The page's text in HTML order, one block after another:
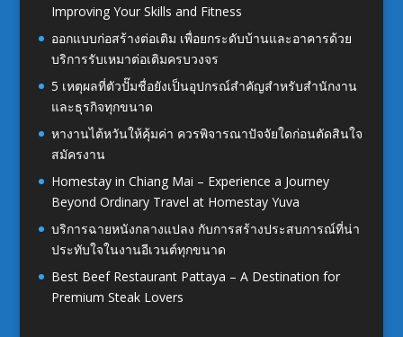
Improving Your Skills and Fitness
ออกแบบก่อสร้างต่อเติม เพื่อยกระดับบ้านและอาคารด้วย
บริการรับเหมาต่อเติมครบวงจร
5 เหตุผลที่ตัวปั๊มชื่อยังเป็นอุปกรณ์สำคัญสำหรับสำนักงาน
และธุรกิจทุกขนาด
หางานไต้หวันให้คุ้มค่า ควรพิจารณาปัจจัยใดก่อนตัดสินใจ
สมัครงาน
Homestay in Chiang Mai – Experience a Journey
Beyond Ordinary Travel at Homestay Yuva
บริการฉายหนังกลางแปลง กับการสร้างประสบการณ์ที่น่า
ประทับใจในงานอีเวนต์ทุกขนาด
Best Beef Restaurant Pattaya – A Destination for
Premium Steak Lovers